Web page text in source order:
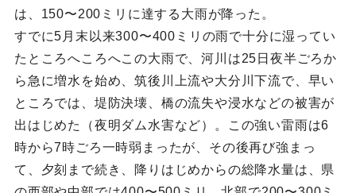
は、150〜200ミリに達する大雨が降った。
すでに5月末以来300〜400ミリの雨で十分に湿ってい
たところへころへこの大雨で、河川は25日夜半ごろか
ら急に増水を始め、筑後川上流や大分川下流で、早い
ところでは、堤防決壊、橋の流失や浸水などの被害が
出はじめた（夜明ダム水害など）。この強い雷雨は6
時から7時ごろ一時弱まったが、その後再び強まっ
て、夕刻まで続き、降りはじめからの総降水量は、県